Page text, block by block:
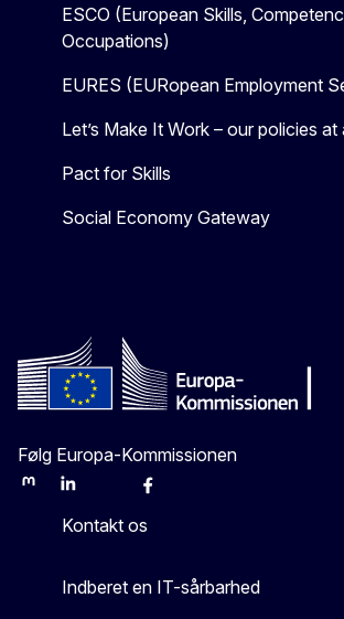
ESCO (European Skills,
Occupations)
EURES (EURopean Employment
Let’s Make It Work – our policies at
Pact for Skills
Social Economy Gateway
Følg Europa-Kommissionen
MastodonLinkedInBlueskyFacebook
Kontakt os
Indberet en IT-sårbarhed